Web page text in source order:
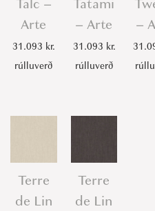
Talc –
Arte
31.093 kr.
rúlluverð
Tatami
– Arte
31.093 kr.
rúlluverð
–
Terre
de Lin
Terre
de Lin